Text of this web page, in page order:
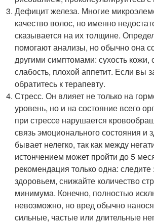
Дефицит железа. Многие
качество волос, но именно
сказывается на их толщине.
помогают анализы, но обычно она
другими симптомами: сухость кожи,
слабость, плохой аппетит. Если вы
обратитесь к терапевту.
Стресс. Он влияет не только на
уровень, но и на состояние всего
при стрессе нарушается
связь эмоционального состояния и
бывает нелегко, так как между
истончением может пройти до 5
рекомендация только одна: следите
здоровьем, снижайте количество
минимума. Конечно, полностью
невозможно, но вред обычно
сильные, частые или длительные